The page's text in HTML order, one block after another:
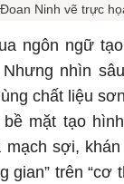
Ninh vẽ trực
ngôn ngữ
nhìn
chất liệu
bề mặt tạo
sợi,
gian” trên “cơ